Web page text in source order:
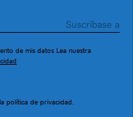
1
de mis datos Lea nuestra
política de privacidad